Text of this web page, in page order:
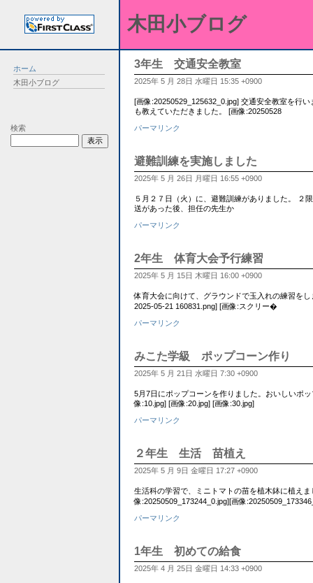
ホーム
木田小ブログ
検索
木田小ブログ
3年生 交通安全教室
2025年 5 月 28日 水曜日 15:35 +0900
[画像:20250529_125632_0.jpg] 交通安全教室を行
も教えていただきました。 [画像:20250528
パーマリンク
避難訓練を実施しました
2025年 5 月 26日 月曜日 16:55 +0900
５月２７日（火）に、避難訓練がありました。 ２
送があった後、担任の先生か
パーマリンク
2年生 体育大会予行練習
2025年 5 月 15日 木曜日 16:00 +0900
体育大会に向けて、グラウンドで玉入れの練習を
2025-05-21 160831.png] [画像:スクリー�
パーマリンク
みこた学級 ポップコーン作り
2025年 5 月 21日 水曜日 7:30 +0900
5月7日にポップコーンを作りました。おいしいポ
像:10.jpg] [画像:20.jpg] [画像:30.jpg]
パーマリンク
２年生 生活 苗植え
2025年 5 月 9日 金曜日 17:27 +0900
生活科の学習で、ミニトマトの苗を植木鉢に植え
像:20250509_173244_0.jpg][画像
パーマリンク
1年生 初めての給食
2025年 4 月 25日 金曜日 14:33 +0900